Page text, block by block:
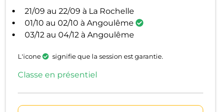
21/09 au 22/09 à La Rochelle
01/10 au 02/10 à Angoulême
03/12 au 04/12 à Angoulême
L'icone signifie que la session est garantie.
Classe en présentiel